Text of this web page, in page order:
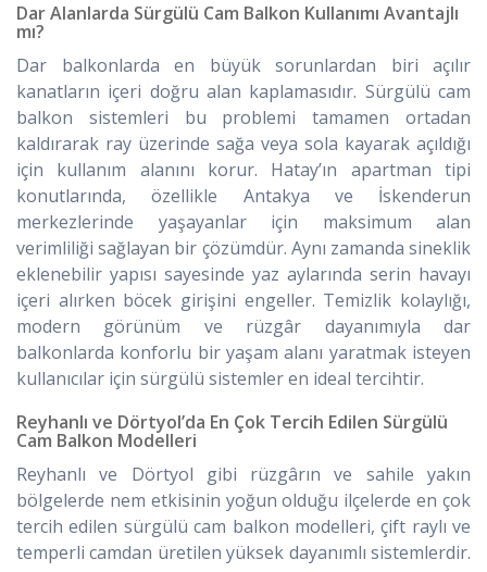
Dar Alanlarda Sürgülü Cam Balkon Kullanımı Avantajlı
mı?
Dar balkonlarda en büyük sorunlardan biri açılır
kanatların içeri doğru alan kaplamasıdır. Sürgülü cam
balkon sistemleri bu problemi tamamen ortadan
kaldırarak ray üzerinde sağa veya sola kayarak açıldığı
için kullanım alanını korur. Hatay’ın apartman tipi
konutlarında, özellikle Antakya ve İskenderun
merkezlerinde yaşayanlar için maksimum alan
verimliliği sağlayan bir çözümdür. Aynı zamanda sineklik
eklenebilir yapısı sayesinde yaz aylarında serin havayı
içeri alırken böcek girişini engeller. Temizlik kolaylığı,
modern görünüm ve rüzgâr dayanımıyla dar
balkonlarda konforlu bir yaşam alanı yaratmak isteyen
kullanıcılar için sürgülü sistemler en ideal tercihtir.
Reyhanlı ve Dörtyol’da En Çok Tercih Edilen Sürgülü
Cam Balkon Modelleri
Reyhanlı ve Dörtyol gibi rüzgârın ve sahile yakın
bölgelerde nem etkisinin yoğun olduğu ilçelerde en çok
tercih edilen sürgülü cam balkon modelleri, çift raylı ve
temperli camdan üretilen yüksek dayanımlı sistemlerdir.